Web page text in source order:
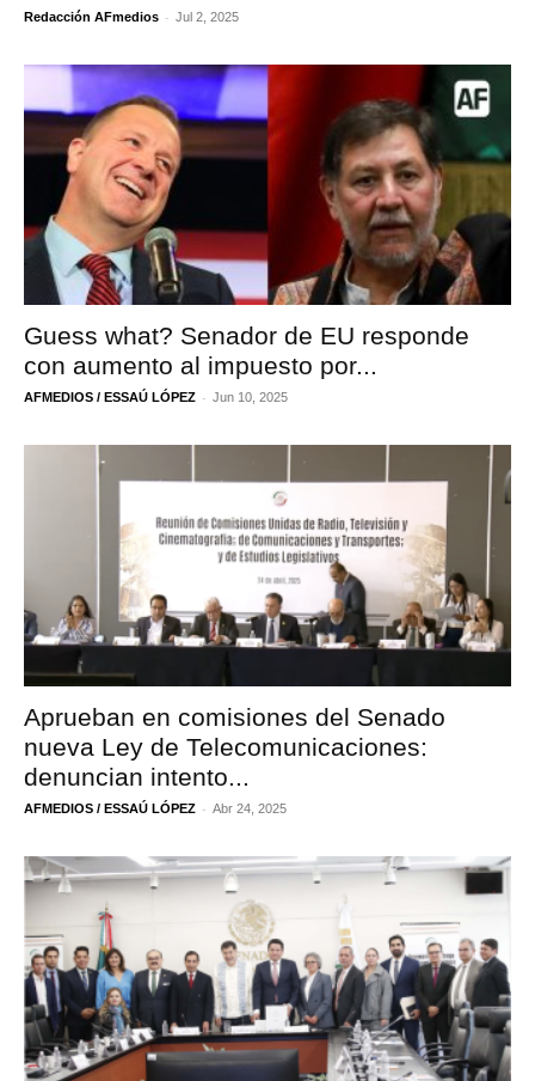
Redacción AFmedios - Jul 2, 2025
Guess what? Senador de EU responde
con aumento al impuesto por...
AFMEDIOS / ESSAÚ LÓPEZ - Jun 10, 2025
Aprueban en comisiones del Senado
nueva Ley de Telecomunicaciones:
denuncian intento...
AFMEDIOS / ESSAÚ LÓPEZ - Abr 24, 2025